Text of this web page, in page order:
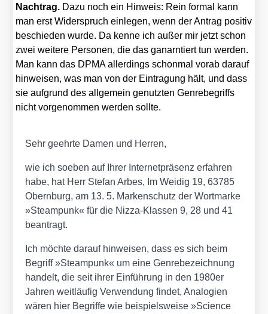
Nach­trag. Dazu noch ein Hin­weis: Rein for­mal kann
man erst Wider­spruch ein­le­gen, wenn der Antrag posi­tiv
beschie­den wur­de. Da ken­ne ich außer mir jetzt schon
zwei wei­te­re Per­so­nen, die das ganarn­tiert tun wer­den.
Man kann das DPMA aller­dings schon­mal vor­ab dar­auf
hin­wei­sen, was man von der Ein­tra­gung hält, und dass
sie auf­grund des all­ge­mein genutz­ten Gen­re­be­griffs
nicht vor­ge­nom­men wer­den soll­te.
Sehr geehr­te Damen und Her­ren,
wie ich soeben auf Ihrer Inter­net­prä­senz erfah­ren
habe, hat Herr Ste­fan Arbes, Im Wei­dig 19, 63785
Obern­burg, am 13. 5. Mar­ken­schutz der Wort­mar­ke
»Steam­punk« für die Niz­za-Klas­sen 9, 28 und 41
bean­tragt.
Ich möch­te dar­auf hin­wei­sen, dass es sich beim
Begriff »Steam­punk« um eine Gen­re­bezeich­nung
han­delt, die seit ihrer Ein­füh­rung in den 1980er
Jah­ren weit­läu­fig Ver­wen­dung fin­det, Ana­lo­gien
wären hier Begrif­fe wie bei­spiels­wei­se »Sci­ence